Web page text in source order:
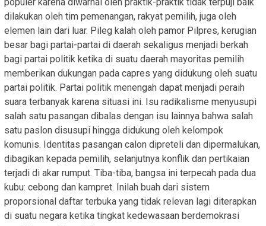
dilakukan oleh tim pemenangan, rakyat pemilih, juga oleh
elemen lain dari luar. Pileg kalah oleh pamor Pilpres, kerugian
besar bagi partai-partai di daerah sekaligus menjadi berkah
bagi partai politik ketika di suatu daerah mayoritas pemilih
memberikan dukungan pada capres yang didukung oleh suatu
partai politik. Partai politik menengah dapat menjadi peraih
suara terbanyak karena situasi ini. Isu radikalisme menyusupi
salah satu pasangan dibalas dengan isu lainnya bahwa salah
satu paslon disusupi hingga didukung oleh kelompok
komunis. Identitas pasangan calon dipreteli dan dipermalukan,
dibagikan kepada pemilih, selanjutnya konflik dan pertikaian
terjadi di akar rumput. Tiba-tiba, bangsa ini terpecah pada dua
kubu: cebong dan kampret. Inilah buah dari sistem
proporsional daftar terbuka yang tidak relevan lagi diterapkan
di suatu negara ketika tingkat kedewasaan berdemokrasi